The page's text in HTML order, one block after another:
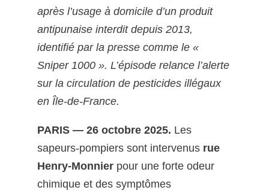
après l’usage à domicile d’un produit
antipunaise interdit depuis 2013,
identifié par la presse comme le «
Sniper 1000 ». L’épisode relance l’alerte
sur la circulation de pesticides illégaux
en Île-de-France.
PARIS — 26 octobre 2025. Les
sapeurs-pompiers sont intervenus rue
Henry-Monnier pour une forte odeur
chimique et des symptômes